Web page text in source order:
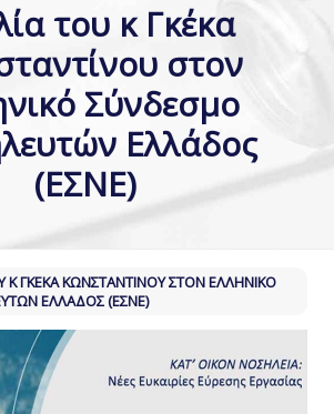
του κ Γκέκα
στον
Σύνδεσμο
Ελλάδος
(ΕΣΝΕ)
Κ ΓΚΈΚΑ ΚΩΝΣΤΑΝΤΊΝΟΥ ΣΤΟΝ ΕΛΛΗΝΙΚΌ
ΕΛΛΆΔΟΣ (ΕΣΝΕ)